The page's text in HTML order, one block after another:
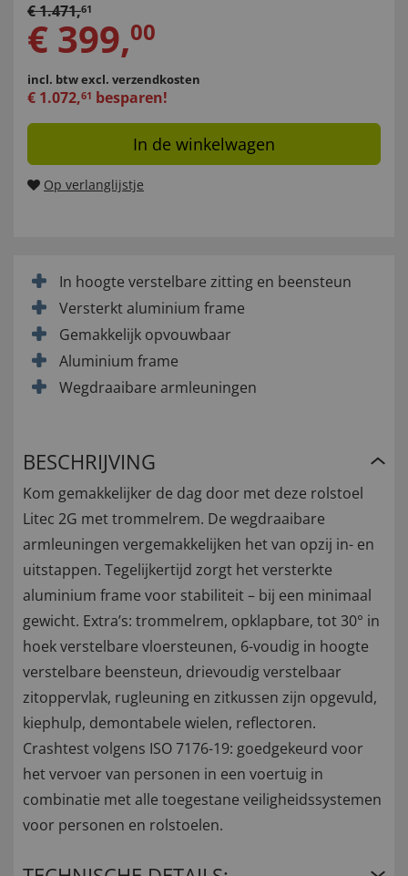
€1.471,61
€ 399,00
incl. btwexcl. verzendkosten
€ 1.072,61 besparen!
In de winkelwagen
Op verlanglijstje
In hoogte verstelbare zitting en beensteun
Versterkt aluminium frame
Gemakkelijk opvouwbaar
Aluminium frame
Wegdraaibare armleuningen
BESCHRIJVING
Kom gemakkelijker de dag door met deze rolstoel
Litec 2G met trommelrem. De wegdraaibare
armleuningen vergemakkelijken het van opzij in- en
uitstappen. Tegelijkertijd zorgt het versterkte
aluminium frame voor stabiliteit – bij een minimaal
gewicht. Extra’s: trommelrem, opklapbare, tot 30° in
hoek verstelbare vloersteunen, 6-voudig in hoogte
verstelbare beensteun, drievoudig verstelbaar
zitoppervlak, rugleuning en zitkussen zijn opgevuld,
kiephulp, demontabele wielen, reflectoren.
Crashtest volgens ISO 7176-19: goedgekeurd voor
het vervoer van personen in een voertuig in
combinatie met alle toegestane veiligheidssystemen
voor personen en rolstoelen.